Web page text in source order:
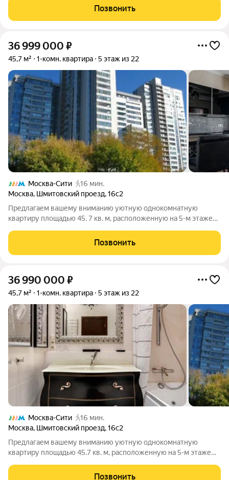
(посудомоечная машина, холодильник, плита с духовкой,
вытяжка, стиральная машина с
Позвонить
36 999 000 ₽
45,7 м² 1-комн. квартира 5 этаж из 22
Москва-Сити
16 мин.
Москва, Шмитовский проезд,16с2
Предлагаем вашему вниманию уютную однокомнатную
квартиру площадью 45. 7 кв. м, расположенную на 5-м этаже
создают ощущение простора и света. Внутри квартиры
выполнен качественный ремонт, что
Позвонить
36 990 000 ₽
45,7 м² 1-комн. квартира 5 этаж из 22
Москва-Сити
16 мин.
Москва, Шмитовский проезд,16с2
Предлагаем вашему вниманию уютную однокомнатную
квартиру площадью 45.7 кв. м, расположенную на 5-м этаже
создают ощущение простора и света. Внутри квартиры
Позвонить